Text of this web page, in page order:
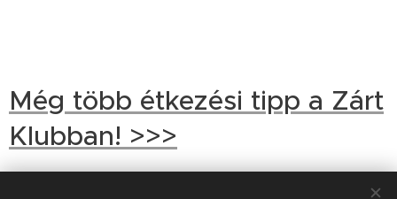
Még több étkezési tipp a Zárt
Klubban! >>>